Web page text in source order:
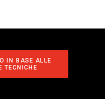
IN BASE ALLE
TECNICHE